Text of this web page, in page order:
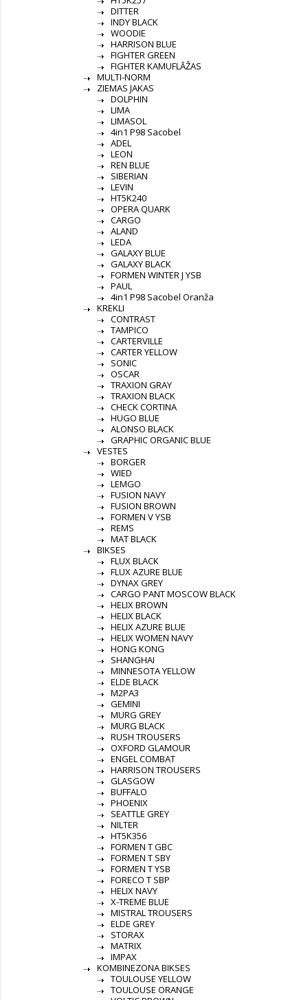
DITTER
INDY BLACK
WOODIE
HARRISON BLUE
FIGHTER GREEN
FIGHTER KAMUFLĀŽAS
MULTI-NORM
ZIEMAS JAKAS
DOLPHIN
LIMA
LIMASOL
4in1 P98 Sacobel
ADEL
LEON
REN BLUE
SIBERIAN
LEVIN
HT5K240
OPERA QUARK
CARGO
ALAND
LEDA
GALAXY BLUE
GALAXY BLACK
FORMEN WINTER J YSB
PAUL
4in1 P98 Sacobel Oranža
KREKLI
CONTRAST
TAMPICO
CARTERVILLE
CARTER YELLOW
SONIC
OSCAR
TRAXION GRAY
TRAXION BLACK
CHECK CORTINA
HUGO BLUE
ALONSO BLACK
GRAPHIC ORGANIC BLUE
VESTES
BORGER
WIED
LEMGO
FUSION NAVY
FUSION BROWN
FORMEN V YSB
REMS
MAT BLACK
BIKSES
FLUX BLACK
FLUX AZURE BLUE
DYNAX GREY
CARGO PANT MOSCOW BLACK
HELIX BROWN
HELIX BLACK
HELIX AZURE BLUE
HELIX WOMEN NAVY
HONG KONG
SHANGHAI
MINNESOTA YELLOW
ELDE BLACK
M2PA3
GEMINI
MURG GREY
MURG BLACK
RUSH TROUSERS
OXFORD GLAMOUR
ENGEL COMBAT
HARRISON TROUSERS
GLASGOW
BUFFALO
PHOENIX
SEATTLE GREY
NILTER
HT5K356
FORMEN T GBC
FORMEN T SBY
FORMEN T YSB
FORECO T SBP
HELIX NAVY
X-TREME BLUE
MISTRAL TROUSERS
ELDE GREY
STORAX
MATRIX
IMPAX
KOMBINEZONA BIKSES
TOULOUSE YELLOW
TOULOUSE ORANGE